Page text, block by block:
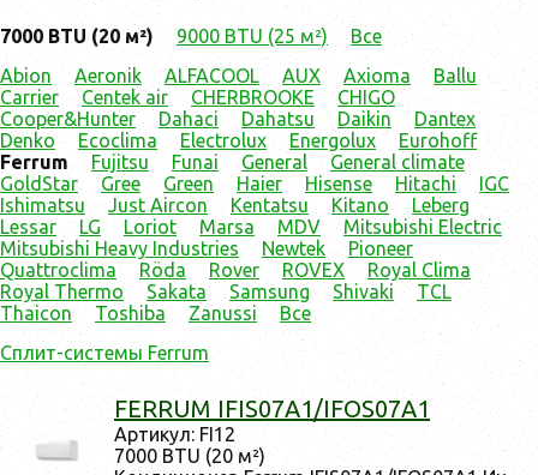
7000 BTU (20 м²) 9000 BTU (25 м²)
Все
Abion
Aeronik ALFACOOL AUX Axioma
Ballu
Carrier
Centek air CHERBROOKE
CHIGO
Cooper&Hunter
Dahaci Dahatsu Daikin
Dantex
Denko
Ecoclima Electrolux Energolux
Eurohoff
Ferrum
Fujitsu Funai General
General climate
GoldStar
Gree Green Haier Hisense Hitachi
IGC
Ishimatsu
Just Aircon Kentatsu Kitano
Leberg
Lessar
LG Loriot Marsa MDV
Mitsubishi Electric
Mitsubishi Heavy Industries
Newtek
Pioneer
Quattroclima
Röda Rover ROVEX
Royal Clima
Royal Thermo
Sakata Samsung Shivaki
TCL
Thaicon
Toshiba Zanussi
Все
Сплит-системы Ferrum
FERRUM IFIS07A1/IFOS07A1
Ар­ти­кул: FI12
7000 BTU (20 м²)